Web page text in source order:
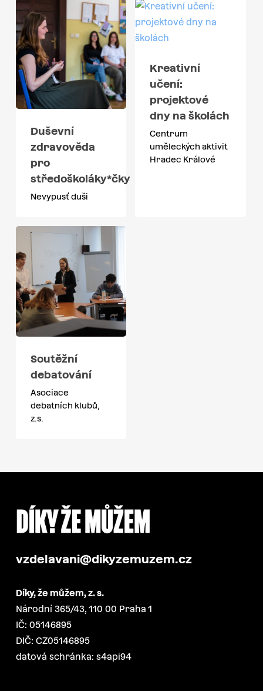
Duševní
zdravověda
pro
středoškoláky*čky
Nevypusť duši
Kreativní
učení:
projektové
dny na školách
Centrum
uměleckých aktivit
Hradec Králové
Soutěžní
debatování
Asociace
debatních klubů,
z.s.
vzdelavani@dikyzemuzem.cz
Díky, že můžem, z. s.
Národní 365/43, 110 00 Praha 1
IČ: 05146895
DIČ: CZ05146895
datová schránka: s4api94